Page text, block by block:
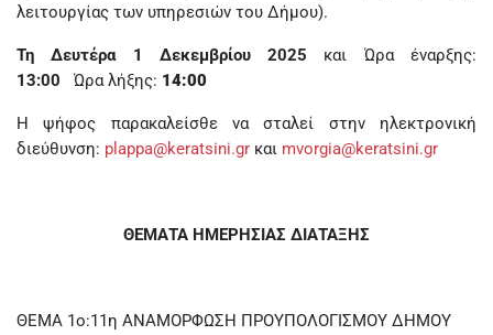
λειτουργίας των υπηρεσιών του Δήμου).
Τη Δευτέρα 1 Δεκεμβρίου 2025 και Ώρα έναρξης:
13:00
Ώρα λήξης: 14:00
Η ψήφος παρακαλείσθε να σταλεί στην ηλεκτρονική
διεύθυνση: plappa@keratsini.gr και mvorgia@keratsini.gr
ΘΕΜΑΤΑ ΗΜΕΡΗΣΙΑΣ ΔΙΑΤΑΞΗΣ
ΘΕΜΑ 1ο:11η ΑΝΑΜΟΡΦΩΣΗ ΠΡΟΥΠΟΛΟΓΙΣΜΟΥ ΔΗΜΟΥ